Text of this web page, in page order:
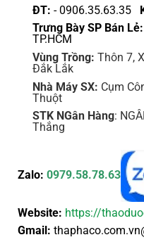
ĐT: - 0906.35.63.35
Trưng Bày SP Bán Lẻ:
TP.HCM
Vùng Trồng: Thôn 7,
Đắk Lắk
Nhà Máy SX: Cụm
Thuột
STK NGân Hàng:
Thắng
Zalo: 0979.58.78.63
Website: https://
Gmail: